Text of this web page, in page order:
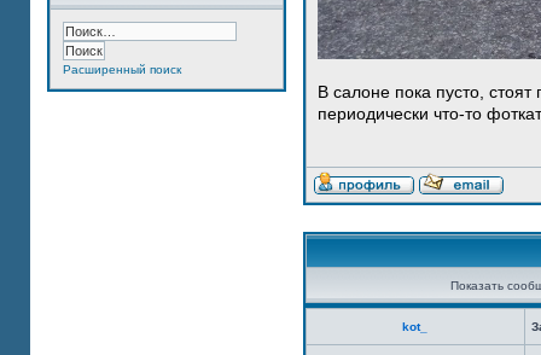
Расширенный поиск
В салоне пока пусто,
периодически что-то
Показать
kot_